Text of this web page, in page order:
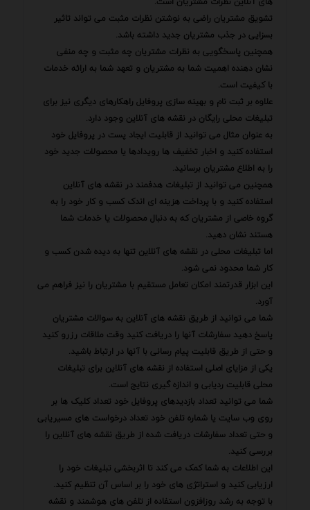
تشویق مشتریان راضی به نوشتن نظرات مثبت می تواند تاثیر
بسزایی در جذب مشتریان جدید داشته باشد.
همچنین پاسخگویی به نظرات مشتریان چه مثبت و چه منفی
نشان دهنده اهمیت شما به مشتریان و تعهد شما به ارائه خدمات
با کیفیت است.
علاوه بر ثبت نام و بهینه سازی پروفایل راهکارهای دیگری نیز برای
تبلیغات محلی رایگان در نقشه های آنلاین وجود دارد.
به عنوان مثال می توانید از قابلیت ایجاد پست در پروفایل خود
استفاده کنید و اخبار تخفیف ها رویدادها یا محصولات جدید خود
را به اطلاع مشتریان برسانید.
همچنین می توانید از تبلیغات هدفمند در نقشه های آنلاین
استفاده کنید و با پرداخت هزینه ای اندک کسب و کار خود را به
گروه خاصی از مشتریان که به دنبال محصولات یا خدمات شما
هستند نشان دهید.
اما تبلیغات محلی در نقشه های آنلاین تنها به دیده شدن کسب و
کار شما محدود نمی شود.
این ابزار قدرتمند امکان تعامل مستقیم با مشتریان را نیز فراهم می
آورد.
شما می توانید از طریق نقشه های آنلاین به سوالات مشتریان
پاسخ دهید سفارشات آنها را دریافت کنید وقت ملاقات رزرو کنید
و حتی از طریق قابلیت پیام رسانی با آنها در ارتباط باشید.
یکی از مزایای اصلی استفاده از نقشه های آنلاین برای تبلیغات
محلی قابلیت ردیابی و اندازه گیری نتایج است.
شما می توانید تعداد بازدیدهای پروفایل خود تعداد کلیک ها بر
روی وب سایت یا شماره تلفن خود تعداد درخواست های مسیریابی
و حتی تعداد سفارشات دریافت شده از طریق نقشه های آنلاین را
بررسی کنید.
این اطلاعات به شما کمک می کند تا اثربخشی تبلیغات خود را
ارزیابی کنید و استراتژی های خود را بر اساس آن تنظیم کنید.
با توجه به رشد روزافزون استفاده از تلفن های هوشمند و نقشه